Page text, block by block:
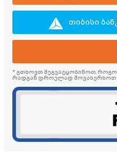
თიბისი
* გთხოვთ შეგვატყობინოთ,
რადგან დროულად მოვახერხოთ